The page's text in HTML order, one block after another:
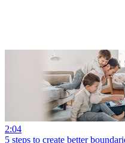
2:04
5 steps to create better